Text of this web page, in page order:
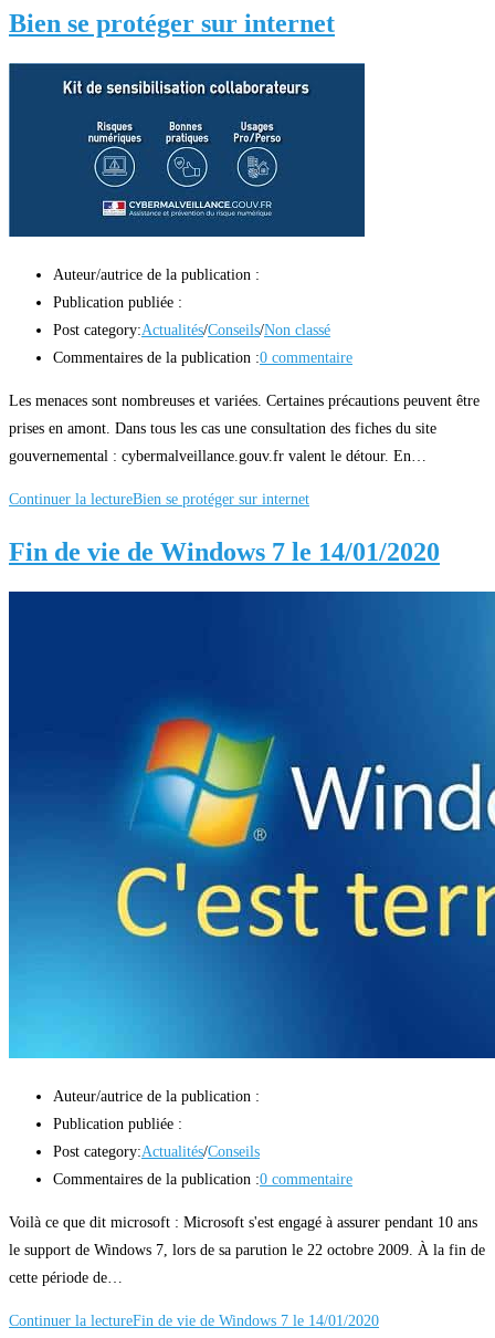
Bien se protéger sur internet
Auteur/autrice de la publication :
Publication publiée :
Post category:Actualités/Conseils/Non classé
Commentaires de la publication :0 commentaire
Les menaces sont nombreuses et variées. Certaines précautions peuvent être
prises en amont. Dans tous les cas une consultation des fiches du site
gouvernemental : cybermalveillance.gouv.fr valent le détour. En…
Continuer la lectureBien se protéger sur internet
Fin de vie de Windows 7 le 14/01/2020
Auteur/autrice de la publication :
Publication publiée :
Post category:Actualités/Conseils
Commentaires de la publication :0 commentaire
Voilà ce que dit microsoft : Microsoft s'est engagé à assurer pendant 10 ans
le support de Windows 7, lors de sa parution le 22 octobre 2009. À la fin de
cette période de…
Continuer la lectureFin de vie de Windows 7 le 14/01/2020